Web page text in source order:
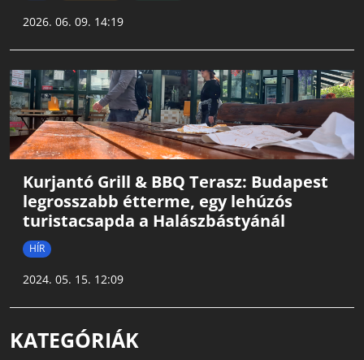
2026. 06. 09. 14:19
Kurjantó Grill & BBQ Terasz: Budapest
legrosszabb étterme, egy lehúzós
turistacsapda a Halászbástyánál
HÍR
2024. 05. 15. 12:09
KATEGÓRIÁK